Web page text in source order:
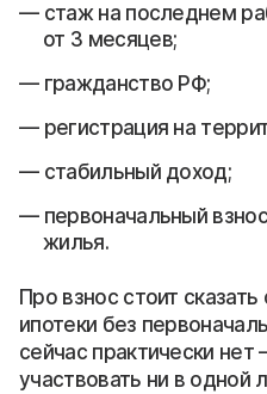
стаж на последнем
от 3 месяцев;
гражданство РФ;
регистрация на
стабильный доход;
первоначальный
жилья.
Про взнос стоит
ипотеки без
сейчас практически
участвовать ни в одной